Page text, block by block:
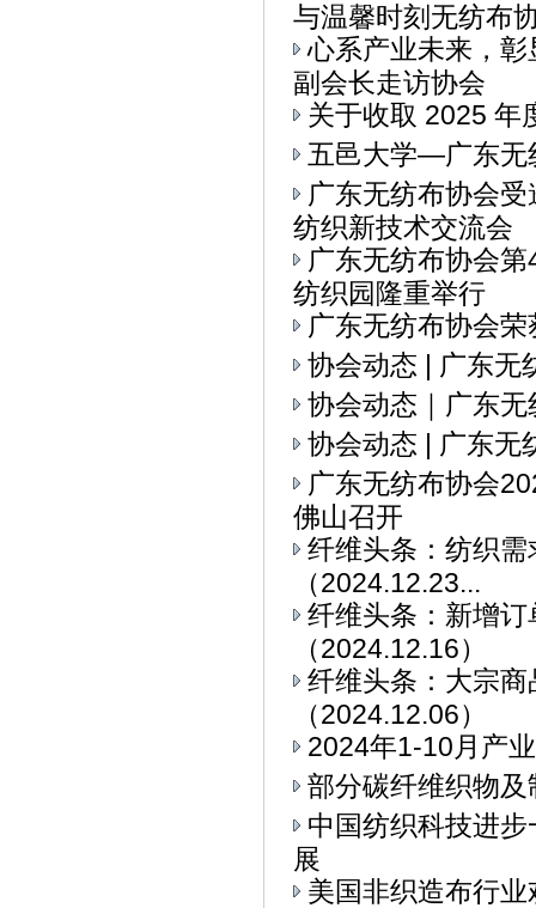
与温馨时刻无纺布
心系产业未来，
副会长走访协会
关于收取 2025 年
五邑大学—广东无
广东无纺布协会
纺织新技术交流会
广东无纺布协会
纺织园隆重举行
广东无纺布协会
协会动态 | 广东无
协会动态｜广东
协会动态 | 广东无
广东无纺布协会
佛山召开
纤维头条：纺织
（2024.12.23...
纤维头条：新增
（2024.12.16）
纤维头条：大宗
（2024.12.06）
2024年1-10月产
部分碳纤维织物
中国纺织科技进
展
美国非织造布行